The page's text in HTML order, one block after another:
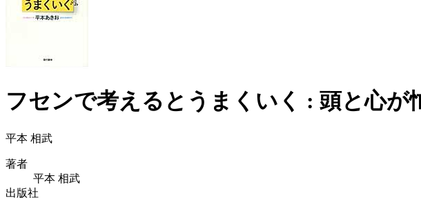
フセンで考えるとうまくいく : 頭と心が
平本 相武
著者
平本 相武
出版社